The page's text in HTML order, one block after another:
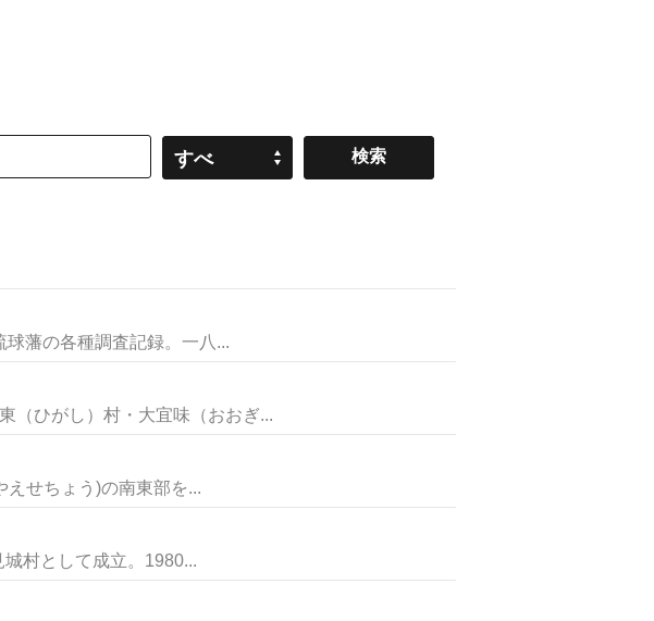
すべ
藩の各種調査記録。一八...
ひがし）村・大宜味（おおぎ...
せちょう)の南東部を...
村として成立。1980...